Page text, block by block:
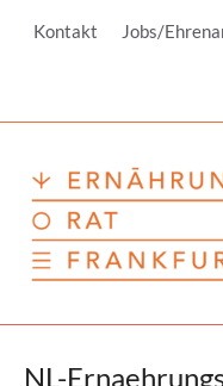
InhaltKontakt Jobs/
NL-